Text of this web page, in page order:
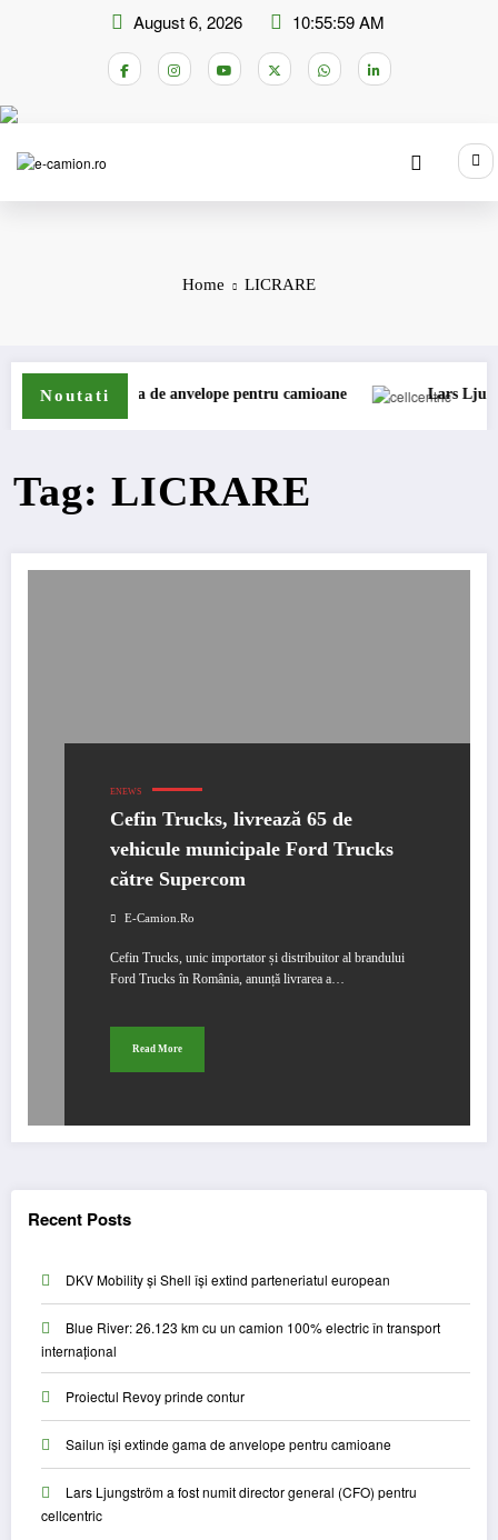
August 6, 2026 10:55:59 AM
Home LICRARE
Noutati
extinde gama de anvelope pentru camioane Lars
Tag: LICRARE
ENEWS
Cefin Trucks, livrează 65 de
vehicule municipale Ford Trucks
către Supercom
E-Camion.ro
Cefin Trucks, unic importator și distribuitor al brandului
Ford Trucks în România, anunță livrarea a…
Read More
Recent Posts
DKV Mobility și Shell își extind parteneriatul european
Blue River: 26.123 km cu un camion 100% electric în transport
internațional
Proiectul Revoy prinde contur
Sailun își extinde gama de anvelope pentru camioane
Lars Ljungström a fost numit director general (CFO) pentru
cellcentric